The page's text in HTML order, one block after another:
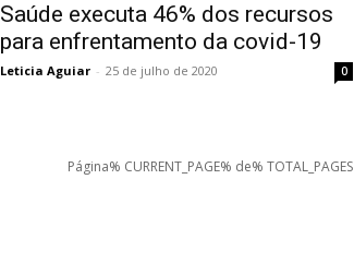
Saúde executa 46% dos recursos
para enfrentamento da covid-19
Leticia Aguiar - 25 de julho de 2020 0
Página% CURRENT_PAGE% de% TOTAL_PAGES